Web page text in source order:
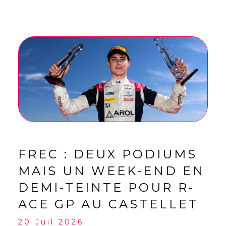
FREC : DEUX PODIUMS
MAIS UN WEEK-END EN
DEMI-TEINTE POUR R-
ACE GP AU CASTELLET
20 Juil 2026